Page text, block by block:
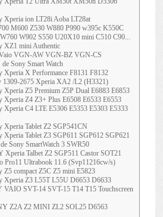
Xperia ion LT28i Aoba LT28at
M600 Z530 W880 P990 w395c K550C
W902 S550 U20X10 mini C510 C90...
XZ1 mini Authentic
VGN-AW VGN-BZ VGN-CS
Sony Smart Watch
Xperia X Performance F8131 F8132
1309-2675 Xperia XA2 /L2 (H3321)
Xperia Z5 Premium Z5P Dual E6883 E6853
Xperia Z4 Z3+ Plus E6508 E6533 E6553
Xperia C4 LTE E5306 E5353 E5303 E5333
Xperia Tablet Z2 SGP541CN
Xperia Tablet Z3 SGP611 SGP612 SGP621
Sony SmartWatch 3 SWR50
Xperia Talbet Z2 SGP511 Castor SOT21
Pro11 Ultrabook 11.6 (Svp11216cw/s)
Z5 compact Z5C Z5 mini E5823
Xperia Z3 L55T L55U D6653 D6633
SVT-14 SVT-15 T14 T15 Touchscreen
Z2A Z2 MINI ZL2 SOL25 D6563